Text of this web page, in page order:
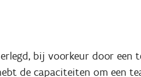
bij voorkeur door
de capaciteiten om een